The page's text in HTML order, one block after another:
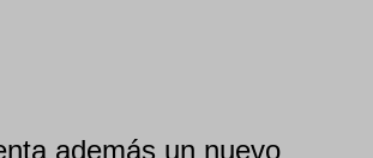
además un nuevo